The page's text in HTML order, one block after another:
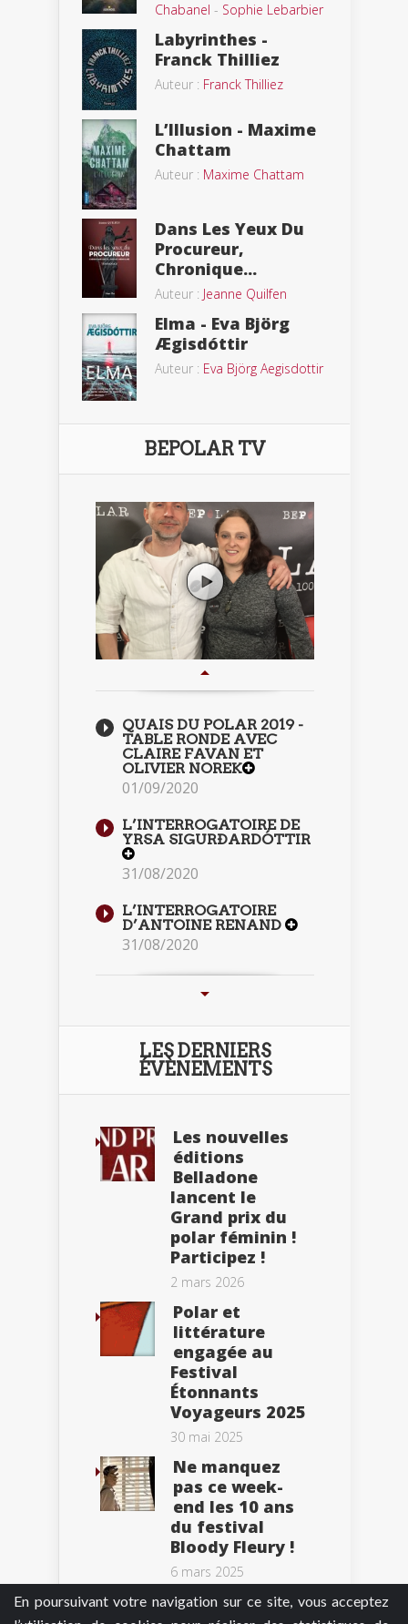
En poursuivant votre navigation sur ce site, vous acceptez
Chabanel - Sophie Lebarbier
Labyrinthes -
Franck Thilliez
Auteur : Franck Thilliez
L’Illusion - Maxime
Chattam
Auteur : Maxime Chattam
Dans Les Yeux Du
Procureur,
Chronique...
Auteur : Jeanne Quilfen
Elma - Eva Björg
Ægisdóttir
Auteur : Eva Björg Aegisdottir
BEPOLAR TV
QUAIS DU POLAR 2019 -
TABLE RONDE AVEC
CLAIRE FAVAN ET
OLIVIER NOREK
01/09/2020
L’INTERROGATOIRE DE
YRSA SIGURÐARDÓTTIR
31/08/2020
L’INTERROGATOIRE
D’ANTOINE RENAND
31/08/2020
LES DERNIERS
ÉVÈNEMENTS
Les nouvelles
éditions
Belladone
lancent le
Grand prix du
polar féminin !
Participez !
2 mars 2026
Polar et
littérature
engagée au
Festival
Étonnants
Voyageurs 2025
30 mai 2025
Ne manquez
pas ce week-
end les 10 ans
du festival
Bloody Fleury !
6 mars 2025